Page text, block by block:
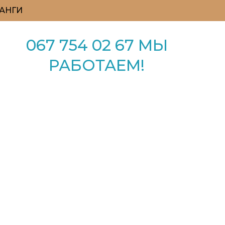
067 754 02 67 МЫ
РАБОТАЕМ!